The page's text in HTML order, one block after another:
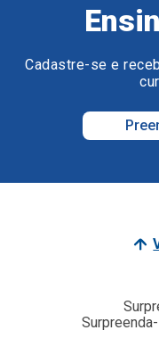
Cadastre-se e